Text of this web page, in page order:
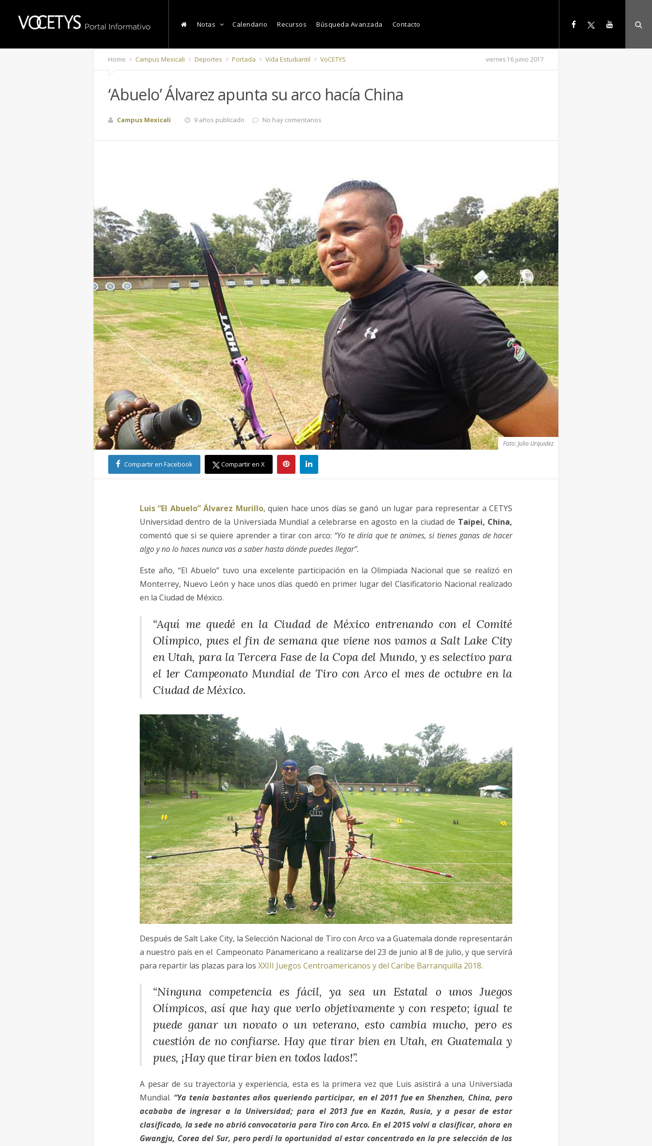
Notas Calendario Recursos Búsqueda Avanzada Contacto
Home Campus Mexicali Deportes Portada Vida Estudiantil VoCETYS viernes 16 junio 2017
‘Abuelo’ Álvarez apunta su arco hacía China
Campus Mexicali 9 años publicado No hay comentarios
Foto: Julio Urquidez
Compartir en Facebook Compartir en X
Luis “El Abuelo” Álvarez Murillo, quien hace unos días se ganó un lugar para representar a CETYS
Universidad dentro de la Universiada Mundial a celebrarse en agosto en la ciudad de Taipei, China,
comentó que si se quiere aprender a tirar con arco: “Yo te diría que te animes, si tienes ganas de hacer
algo y no lo haces nunca vas a saber hasta dónde puedes llegar”.
Este año, “El Abuelo” tuvo una excelente participación en la Olimpiada Nacional que se realizó en
Monterrey, Nuevo León y hace unos días quedó en primer lugar del Clasificatorio Nacional realizado
en la Ciudad de México.
“Aquí me quedé en la Ciudad de México entrenando con el Comité
Olímpico, pues el fin de semana que viene nos vamos a Salt Lake City
en Utah, para la Tercera Fase de la Copa del Mundo, y es selectivo para
el 1er Campeonato Mundial de Tiro con Arco el mes de octubre en la
Ciudad de México.
Después de Salt Lake City, la Selección Nacional de Tiro con Arco va a Guatemala donde representarán
a nuestro país en el Campeonato Panamericano a realizarse del 23 de junio al 8 de julio, y que servirá
para repartir las plazas para los XXIII Juegos Centroamericanos y del Caribe Barranquilla 2018.
“Ninguna competencia es fácil, ya sea un Estatal o unos Juegos
Olímpicos, así que hay que verlo objetivamente y con respeto; igual te
puede ganar un novato o un veterano, esto cambia mucho, pero es
cuestión de no confiarse. Hay que tirar bien en Utah, en Guatemala y
pues, ¡Hay que tirar bien en todos lados!”.
A pesar de su trayectoria y experiencia, esta es la primera vez que Luis asistirá a una Universiada
Mundial. “Ya tenía bastantes años queriendo participar, en el 2011 fue en Shenzhen, China, pero
acababa de ingresar a la Universidad; para el 2013 fue en Kazán, Rusia, y a pesar de estar
clasificado, la sede no abrió convocatoria para Tiro con Arco. En el 2015 volví a clasificar, ahora en
Gwangju, Corea del Sur, pero perdí la oportunidad al estar concentrado en la pre selección de los